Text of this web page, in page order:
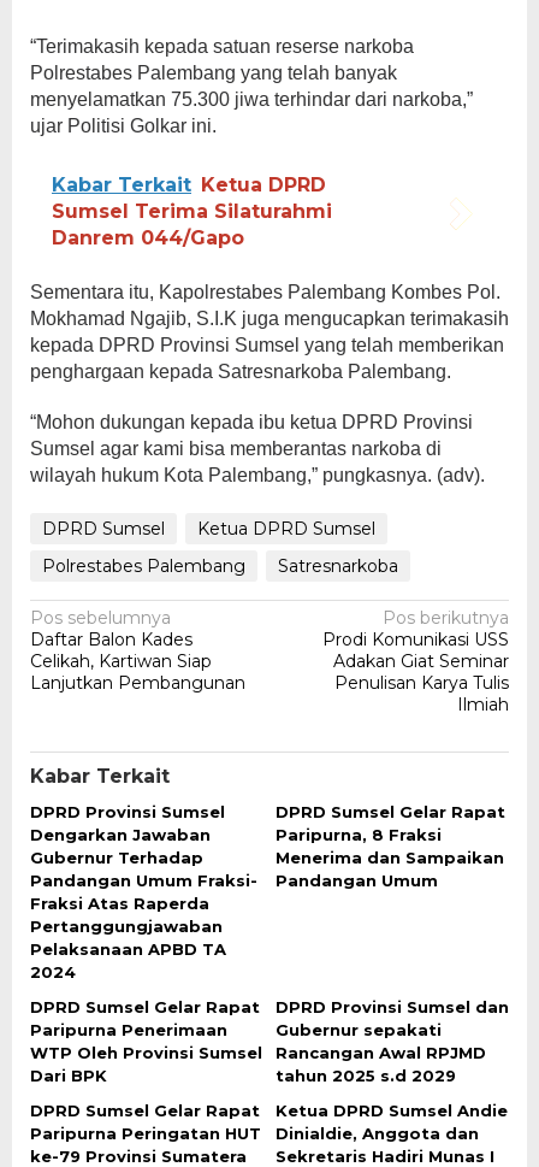
“Terimakasih kepada satuan reserse narkoba
Polrestabes Palembang yang telah banyak
menyelamatkan 75.300 jiwa terhindar dari narkoba,”
ujar Politisi Golkar ini.
Kabar Terkait Ketua DPRD
Sumsel Terima Silaturahmi
Danrem 044/Gapo
Sementara itu, Kapolrestabes Palembang Kombes Pol.
Mokhamad Ngajib, S.I.K juga mengucapkan terimakasih
kepada DPRD Provinsi Sumsel yang telah memberikan
penghargaan kepada Satresnarkoba Palembang.
“Mohon dukungan kepada ibu ketua DPRD Provinsi
Sumsel agar kami bisa memberantas narkoba di
wilayah hukum Kota Palembang,” pungkasnya. (adv).
DPRD Sumsel
Ketua DPRD Sumsel
Polrestabes Palembang
Satresnarkoba
Navigasi
pos
Pos sebelumnya
Daftar Balon Kades
Celikah, Kartiwan Siap
Lanjutkan Pembangunan
Pos berikutnya
Prodi Komunikasi USS
Adakan Giat Seminar
Penulisan Karya Tulis
Ilmiah
Kabar Terkait
DPRD Provinsi Sumsel
Dengarkan Jawaban
Gubernur Terhadap
Pandangan Umum Fraksi-
Fraksi Atas Raperda
Pertanggungjawaban
Pelaksanaan APBD TA
2024
DPRD Sumsel Gelar Rapat
Paripurna, 8 Fraksi
Menerima dan Sampaikan
Pandangan Umum
DPRD Sumsel Gelar Rapat
Paripurna Penerimaan
WTP Oleh Provinsi Sumsel
Dari BPK
DPRD Provinsi Sumsel dan
Gubernur sepakati
Rancangan Awal RPJMD
tahun 2025 s.d 2029
DPRD Sumsel Gelar Rapat
Paripurna Peringatan HUT
ke-79 Provinsi Sumatera
Ketua DPRD Sumsel Andie
Dinialdie, Anggota dan
Sekretaris Hadiri Munas I